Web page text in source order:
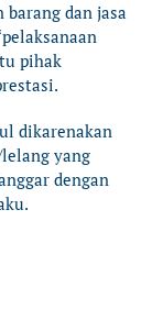
barang dan jasa
pihak
dikarenakan
yang
dengan